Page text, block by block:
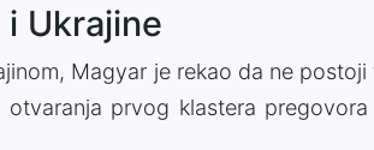
Ukrajine
Magyar je rekao da ne
prvog klastera